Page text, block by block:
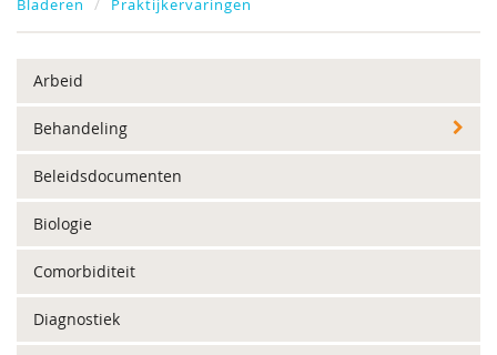
Bladeren Praktijkervaringen
Arbeid
Behandeling
Beleidsdocumenten
Biologie
Comorbiditeit
Diagnostiek